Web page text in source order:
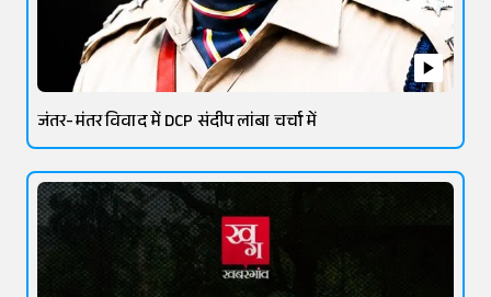
जंतर-मंतर विवाद में DCP संदीप लांबा चर्चा में